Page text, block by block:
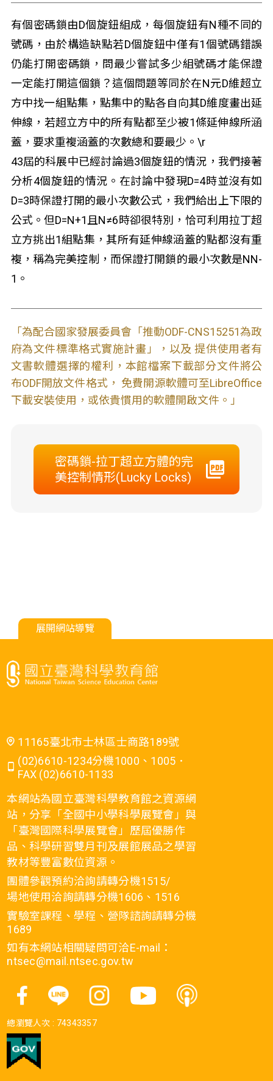
有個密碼鎖由D個旋鈕組成，每個旋鈕有N種不同的
號碼，由於構造缺點若D個旋鈕中僅有1個號碼錯誤
仍能打開密碼鎖，問最少嘗試多少組號碼才能保證
一定能打開這個鎖？這個問題等同於在N元D維超立
方中找一組點集，點集中的點各自向其D維度畫出延
伸線，若超立方中的所有點都至少被1條延伸線所涵
蓋，要求重複涵蓋的次數總和要最少。\r
43屆的科展中已經討論過3個旋鈕的情況，我們接著
分析4個旋鈕的情況。在討論中發現D=4時並沒有如
D=3時保證打開的最小次數公式，我們給出上下限的
公式。但D=N+1且N≠6時卻很特別，恰可利用拉丁超
立方挑出1組點集，其所有延伸線涵蓋的點都沒有重
複，稱為完美控制，而保證打開鎖的最小次數是NN-
1。
「為配合國家發展委員會「推動ODF-CNS15251為政
府為文件標準格式實施計畫」，以及 提供使用者有
文書軟體選擇的權利，本館檔案下載部分文件將公
布ODF開放文件格式， 免費開源軟體可至LibreOffice
下載安裝使用，或依貴慣用的軟體開啟文件。」
密碼鎖-拉丁超立方體的完
美控制情形(Lucky Locks)
展開網站導覽
11165臺北市士林區士商路189號
(02)6610-1234分機1000、1005．
FAX (02)6610-1133
本網站為國立臺灣科學教育館之資源網
站，分享「全國中小學科學展覽會」與
「臺灣國際科學展覽會」歷屆優勝作
品、科學研習雙月刊及展館展品之學習
教材等豐富數位資源。
團體參觀預約洽詢請轉分機1515/
場地使用洽詢請轉分機1606、1516
實驗室課程、學程、營隊諮詢請轉分機
1689
如有本網站相關疑問可洽E-mail：
ntsec@mail.ntsec.gov.tw
總瀏覽人次 : 74343357